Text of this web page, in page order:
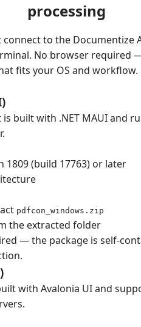
processing
connect to the Documentize
No browser required
fits your OS and workflow.
built with .NET MAUI and
1809 (build 17763) or later
pdfcon_windows.zip
the extracted folder
— the package is self-
with Avalonia UI and